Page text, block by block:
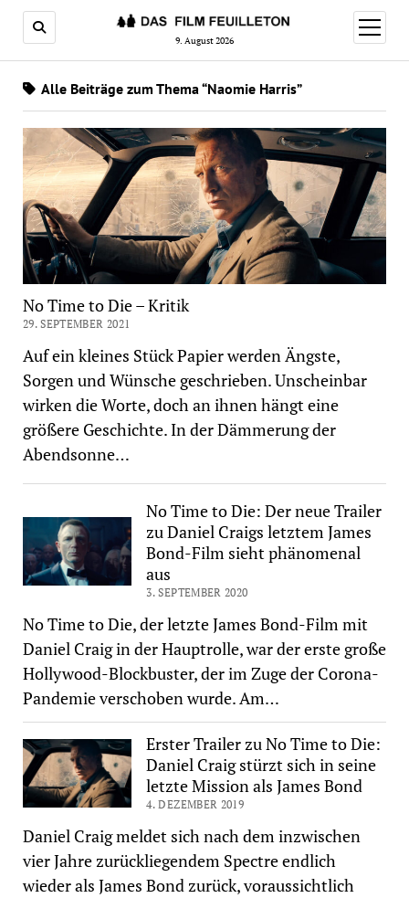
9. August 2026
Menü
öffnen
Alle Beiträge zum Thema “Naomie Harris”
No Time to Die – Kritik
29. SEPTEMBER 2021
Auf ein kleines Stück Papier werden Ängste,
Sorgen und Wünsche geschrieben. Unscheinbar
wirken die Worte, doch an ihnen hängt eine
größere Geschichte. In der Dämmerung der
Abendsonne…
No Time to Die: Der neue Trailer
zu Daniel Craigs letztem James
Bond-Film sieht phänomenal
aus
3. SEPTEMBER 2020
No Time to Die, der letzte James Bond-Film mit
Daniel Craig in der Hauptrolle, war der erste große
Hollywood-Blockbuster, der im Zuge der Corona-
Pandemie verschoben wurde. Am…
Erster Trailer zu No Time to Die:
Daniel Craig stürzt sich in seine
letzte Mission als James Bond
4. DEZEMBER 2019
Daniel Craig meldet sich nach dem inzwischen
vier Jahre zurückliegendem Spectre endlich
wieder als James Bond zurück, voraussichtlich